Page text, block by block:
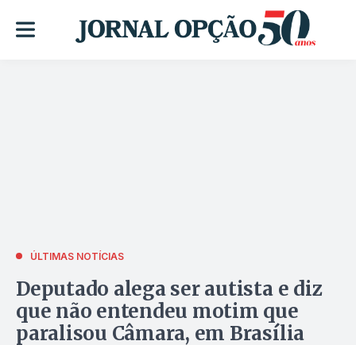
ÚLTIMAS NOTÍCIAS
Deputado alega ser autista e diz
que não entendeu motim que
paralisou Câmara, em Brasília